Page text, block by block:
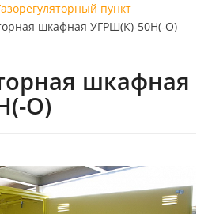
пункт
шкафная УГРШ(К)-50Н(-О)
шкафная
О)